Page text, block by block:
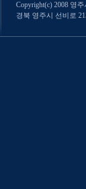
Copyright(c) 2008 영
경북 영주시 선비로